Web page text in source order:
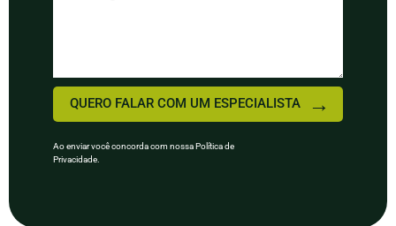
QUERO FALAR COM UM ESPECIALISTA
Ao enviar você concorda com nossa Política de
Privacidade.